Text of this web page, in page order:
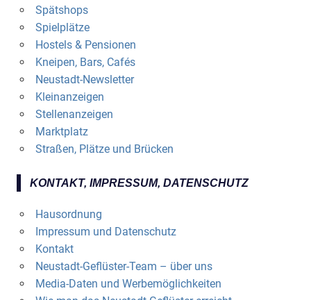
Spätshops
Spielplätze
Hostels & Pensionen
Kneipen, Bars, Cafés
Neustadt-Newsletter
Kleinanzeigen
Stellenanzeigen
Marktplatz
Straßen, Plätze und Brücken
KONTAKT, IMPRESSUM, DATENSCHUTZ
Hausordnung
Impressum und Datenschutz
Kontakt
Neustadt-Geflüster-Team – über uns
Media-Daten und Werbemöglichkeiten